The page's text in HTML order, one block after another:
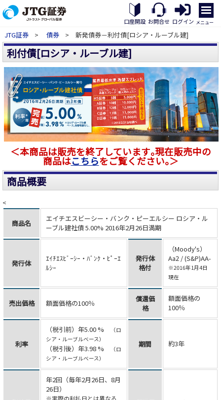
口座開設 お問合せ ログイン
メ
ニ
ュ
を
く
メニュー
JTG証券 > 債券 > 新発債券－利付債[ロシア・ルーブル建]
利付債[ロシア・ルーブル建]
＜本商品は販売を終了しています｡現在販売中の
商品はこちらをご覧ください｡＞
商品概要
<
商品名
エイチエスビーシー・バンク・ピーエルシー ロシア・ル
ーブル建社債 5.00% 2016年2月26日満期
発行体
ｴｲﾁｴｽﾋﾞｰｼｰ・ﾊﾞﾝｸ・ﾋﾟｰｴ
ﾙｼｰ
発行体
格付
（Moody's）
Aa2 / (S&P)AA-
※2016年1月4日
現在
売出価格 額面価格の100％
償還価
格
額面価格の
100％
利率
（税引前）年5.00 %
（ロ
シア・ルーブルベース）
（税引後）年3.98 %
（ロ
シア・ルーブルベース）
期間 約3年
年2回（毎年2月26日、8月
26日）
※実際の利払日とは異なる